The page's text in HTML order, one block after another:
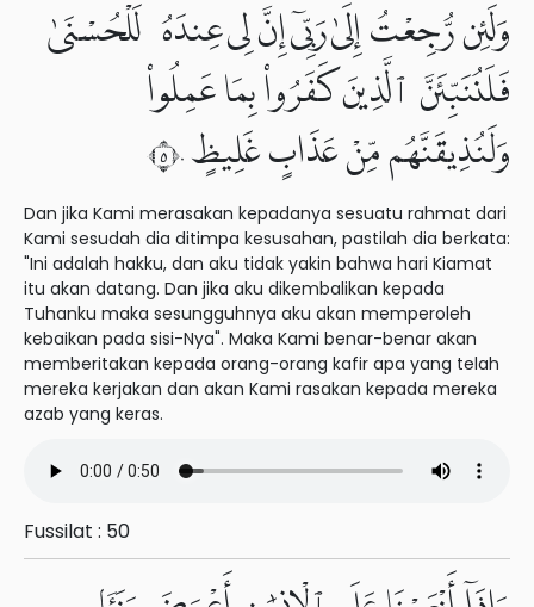
وَلَئِن رُّجِعْتُ إِلَىٰ رَبِّىٓ إِنَّ لِى عِندَهُۥ لَلْحُسْنَىٰ
فَلَنُنَبِّئَنَّ ٱلَّذِينَ كَفَرُوا۟ بِمَا عَمِلُوا۟
وَلَنُذِيقَنَّهُم مِّنْ عَذَابٍ غَلِيظٍ ٥٠
Dan jika Kami merasakan kepadanya sesuatu rahmat dari
Kami sesudah dia ditimpa kesusahan, pastilah dia berkata:
"Ini adalah hakku, dan aku tidak yakin bahwa hari Kiamat
itu akan datang. Dan jika aku dikembalikan kepada
Tuhanku maka sesungguhnya aku akan memperoleh
kebaikan pada sisi-Nya". Maka Kami benar-benar akan
memberitakan kepada orang-orang kafir apa yang telah
mereka kerjakan dan akan Kami rasakan kepada mereka
azab yang keras.
Fussilat : 50